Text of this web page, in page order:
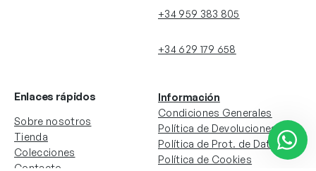
+34 959 383 805
+34 629 179 658
Enlaces rápidos
Sobre nosotros
Tienda
Colecciones
Contacto
Información
Condiciones Generales
Política de Devoluciones
Política de Prot. de Datos
Política de Cookies